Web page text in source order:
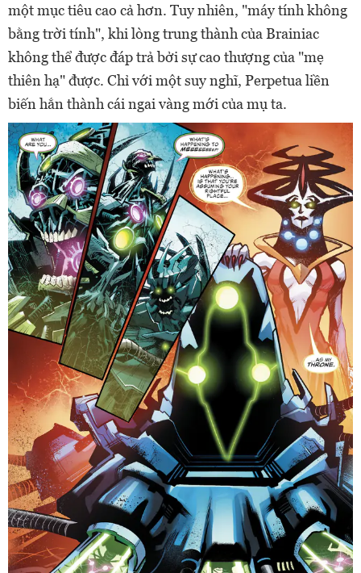
một mục tiêu cao cả hơn. Tuy nhiên, "máy tính không
bằng trời tính", khi lòng trung thành của Brainiac
không thể được đáp trả bởi sự cao thượng của "mẹ
thiên hạ" được. Chỉ với một suy nghĩ, Perpetua liền
biến hắn thành cái ngai vàng mới của mụ ta.